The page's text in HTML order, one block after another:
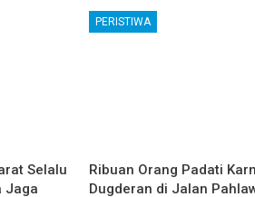
Selalu
Jaga
PERISTIWA
Ribuan Orang Padati
Dugderan di Jalan